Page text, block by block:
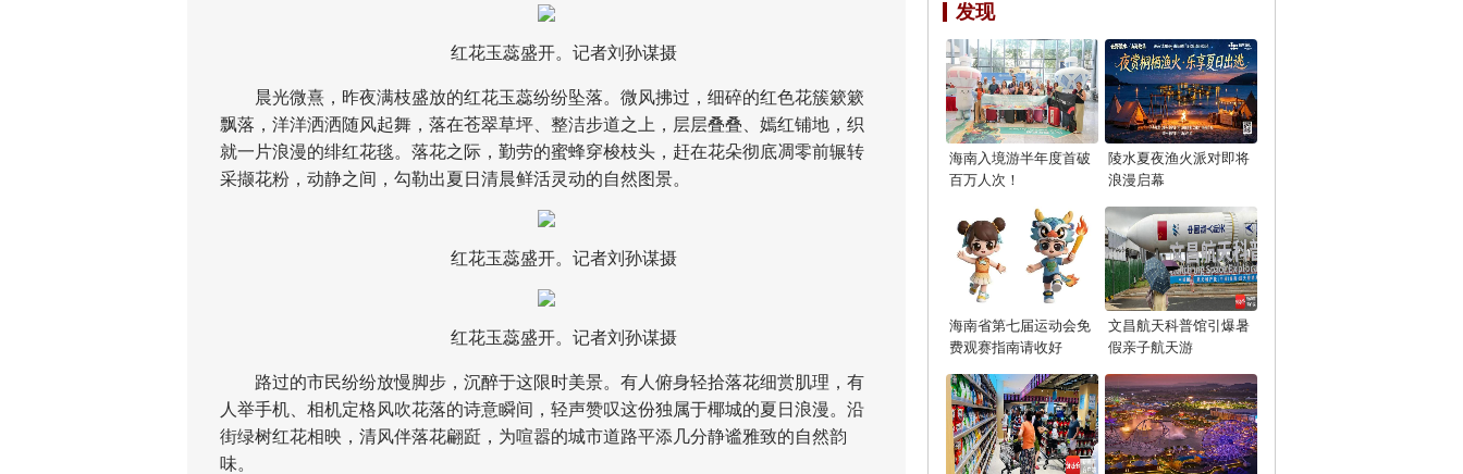
红花玉蕊盛开。记者刘孙谋摄
晨光微熹，昨夜满枝盛放的红花玉蕊纷纷坠落。微风拂过，细碎的红色花簇簌簌
飘落，洋洋洒洒随风起舞，落在苍翠草坪、整洁步道之上，层层叠叠、嫣红铺地，织
就一片浪漫的绯红花毯。落花之际，勤劳的蜜蜂穿梭枝头，赶在花朵彻底凋零前辗转
采撷花粉，动静之间，勾勒出夏日清晨鲜活灵动的自然图景。
红花玉蕊盛开。记者刘孙谋摄
红花玉蕊盛开。记者刘孙谋摄
路过的市民纷纷放慢脚步，沉醉于这限时美景。有人俯身轻拾落花细赏肌理，有
人举手机、相机定格风吹花落的诗意瞬间，轻声赞叹这份独属于椰城的夏日浪漫。沿
街绿树红花相映，清风伴落花翩跹，为喧嚣的城市道路平添几分静谧雅致的自然韵
味。
发现
海南入境游半年度首破
百万人次！
陵水夏夜渔火派对即将
浪漫启幕
海南省第七届运动会免
费观赛指南请收好
文昌航天科普馆引爆暑
假亲子航天游